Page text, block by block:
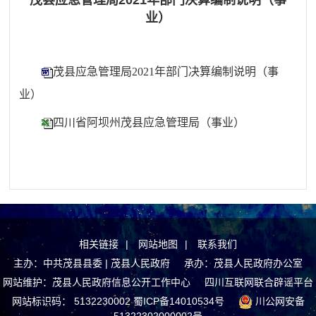
业）
茂县应急管理局2021年部门决算编制说明（事
业）
四川省阿坝州茂县应急管理局（事业）
相关链接 | 网站地图 |
联系我们
主办：中共茂县县委 | 茂县人民政府 承办：茂县人民政府办公室
网站维护：茂县人民政府信息公开工作中心四川互联网联合辟谣平台
网站标识码： 5132230002蜀ICP备14010534号
川公网安备